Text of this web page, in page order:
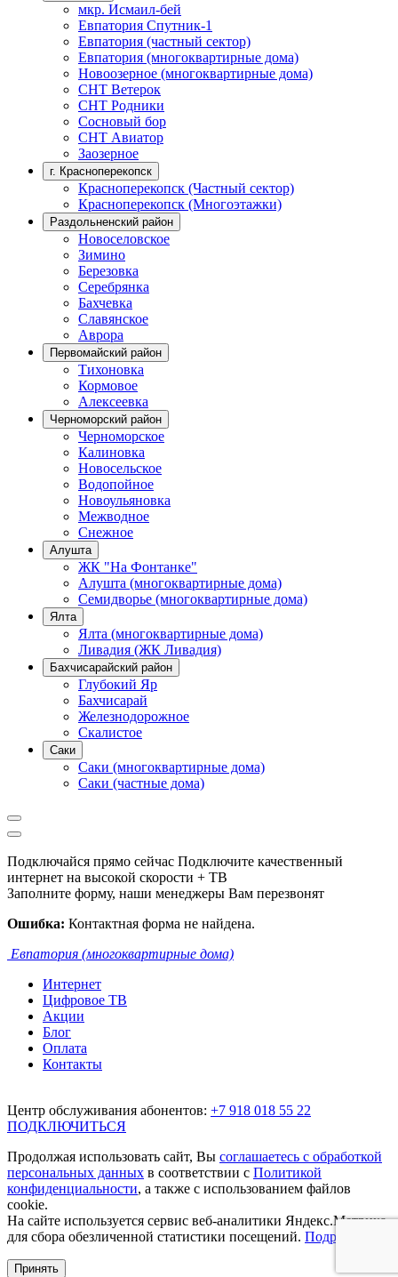
мкр. Исмаил-бей
Евпатория Спутник-1
Евпатория (частный сектор)
Евпатория (многоквартирные дома)
Новоозерное (многоквартирные дома)
СНТ Ветерок
СНТ Родники
Сосновый бор
СНТ Авиатор
Заозерное
г. Красноперекопск
Красноперекопск (Частный сектор)
Красноперекопск (Многоэтажки)
Раздольненский район
Новоселовское
Зимино
Березовка
Серебрянка
Бахчевка
Славянское
Аврора
Первомайский район
Тихоновка
Кормовое
Алексеевка
Черноморский район
Черноморское
Калиновка
Новосельское
Водопойное
Новоульяновка
Межводное
Снежное
Алушта
ЖК "На Фонтанке"
Алушта (многоквартирные дома)
Семидворье (многоквартирные дома)
Ялта
Ялта (многоквартирные дома)
Ливадия (ЖК Ливадия)
Бахчисарайский район
Глубокий Яр
Бахчисарай
Железнодорожное
Скалистое
Саки
Саки (многоквартирные дома)
Саки (частные дома)
Подключайся прямо сейчас Подключите качественный
интернет на высокой скорости + ТВ
Заполните форму, наши менеджеры Вам перезвонят
Ошибка: Контактная форма не найдена.
Евпатория (многоквартирные дома)
Интернет
Цифровое ТВ
Акции
Блог
Оплата
Контакты
Центр обслуживания абонентов: +7 918 018 55 22
ПОДКЛЮЧИТЬСЯ
Продолжая использовать сайт, Вы соглашаетесь с обработкой
персональных данных в соответствии с Политикой
конфиденциальности, а также с использованием файлов
cookie.
На сайте используется сервис веб-аналитики Яндекс.Метрика,
для сбора обезличенной статистики посещений. Подробнее.
Принять